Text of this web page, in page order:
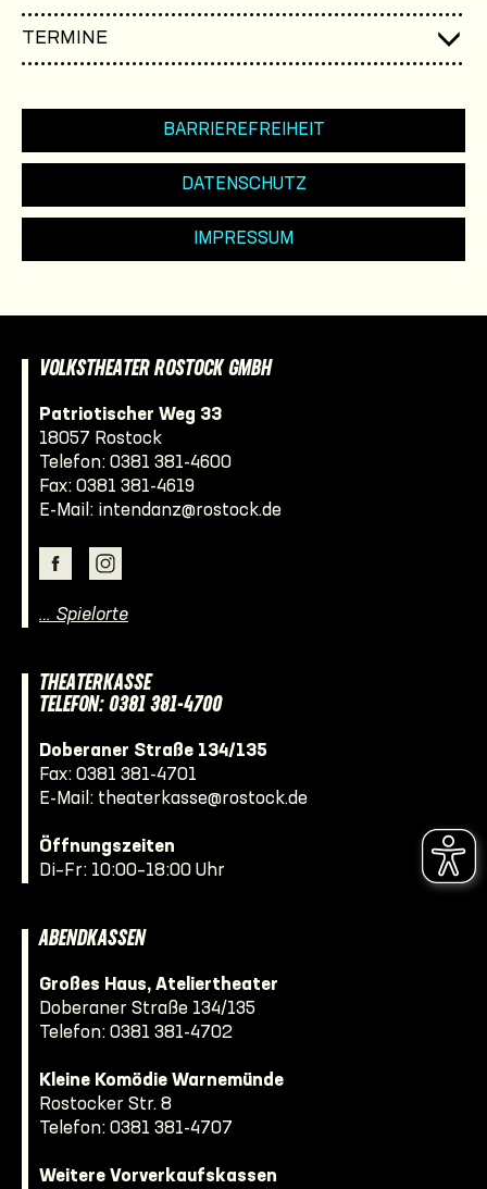
TERMINE
BARRIEREFREIHEIT
DATENSCHUTZ
IMPRESSUM
VOLKSTHEATER ROSTOCK GMBH
Patriotischer Weg 33
18057 Rostock
Telefon: 0381 381-4600
Fax: 0381 381-4619
E-Mail: intendanz@rostock.de
… Spielorte
THEATERKASSE
TELEFON: 0381 381-4700
Doberaner Straße 134/135
Fax: 0381 381-4701
E-Mail: theaterkasse@rostock.de
Öffnungszeiten
Di–Fr: 10:00–18:00 Uhr
ABENDKASSEN
Großes Haus, Ateliertheater
Doberaner Straße 134/135
Telefon: 0381 381-4702
Kleine Komödie Warnemünde
Rostocker Str. 8
Telefon: 0381 381-4707
Weitere Vorverkaufskassen